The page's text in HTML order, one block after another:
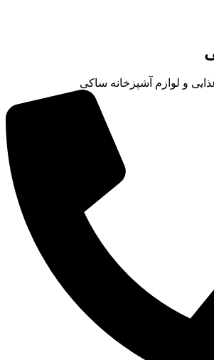
و لوازم آشپزخانه ساکی